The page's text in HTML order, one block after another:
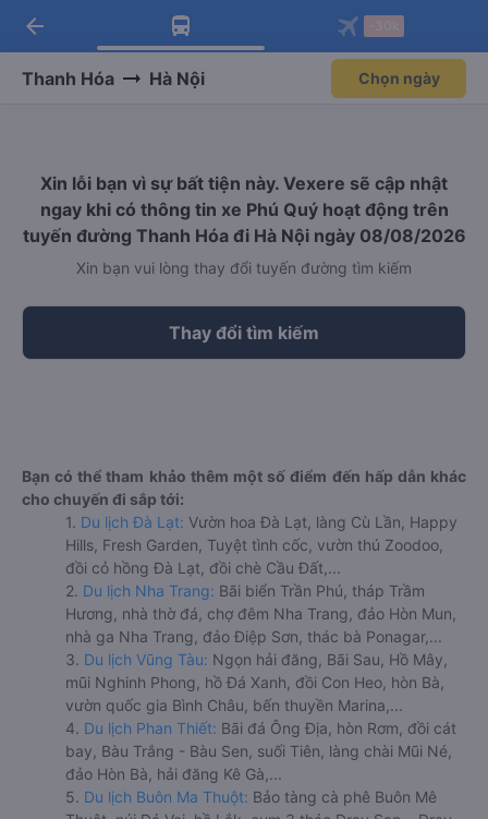
Tải app Vexere ngay!
Nhận ưu đãi thành viên độc
Mở app
Tải app Vexere
-30k/ghế khi đặt vé máy bay qua
Mở app
arrow_back
Thanh Hóa Hà Nội Chọn ngày
Xin lỗi bạn vì sự bất tiện này. Vexere sẽ cập nhật
ngay khi có thông tin xe Phú Quý hoạt động trên
tuyến đường Thanh Hóa đi Hà Nội ngày 08/08/2026
Xin bạn vui lòng thay đổi tuyến đường tìm kiếm
Thay đổi tìm kiếm
Bạn có thể tham khảo thêm một số điểm đến hấp dẫn khác
cho chuyến đi sắp tới:
1. Du lịch Đà Lạt: Vườn hoa Đà Lạt, làng Cù Lần, Happy
Hills, Fresh Garden, Tuyệt tình cốc, vườn thú Zoodoo,
đồi cỏ hồng Đà Lạt, đồi chè Cầu Đất,...
2. Du lịch Nha Trang: Bãi biển Trần Phú, tháp Trầm
Hương, nhà thờ đá, chợ đêm Nha Trang, đảo Hòn Mun,
nhà ga Nha Trang, đảo Điệp Sơn, thác bà Ponagar,...
3. Du lịch Vũng Tàu: Ngọn hải đăng, Bãi Sau, Hồ Mây,
mũi Nghinh Phong, hồ Đá Xanh, đồi Con Heo, hòn Bà,
vườn quốc gia Bình Châu, bến thuyền Marina,...
4. Du lịch Phan Thiết: Bãi đá Ông Địa, hòn Rơm, đồi cát
bay, Bàu Trắng - Bàu Sen, suối Tiên, làng chài Mũi Né,
đảo Hòn Bà, hải đăng Kê Gà,...
5. Du lịch Buôn Ma Thuột: Bảo tàng cà phê Buôn Mê